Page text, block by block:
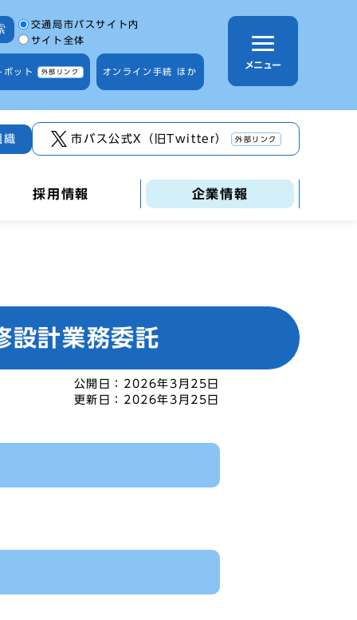
サイト内検索の範囲
交通局市バスサイト内
サイト全体
ボット 外部リンク オンライン手続 ほか
メニュー
織 市バス公式X（旧Twitter） 外部リンク
採用情報 企業情報
設計業務委託
公開日： 2026年3月25日
更新日： 2026年3月25日